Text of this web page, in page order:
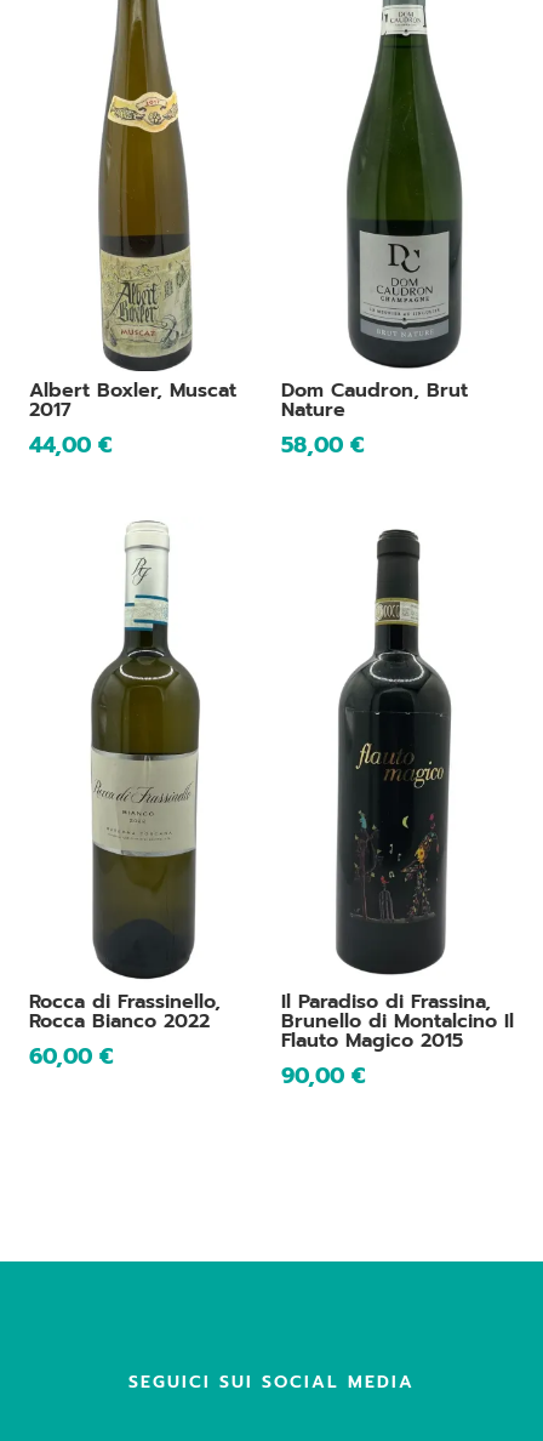
Albert Boxler, Muscat
2017
44,00 €
Dom Caudron, Brut
Nature
58,00 €
Rocca di Frassinello,
Rocca Bianco 2022
60,00 €
Il Paradiso di Frassina,
Brunello di Montalcino Il
Flauto Magico 2015
90,00 €
SEGUICI SUI SOCIAL MEDIA